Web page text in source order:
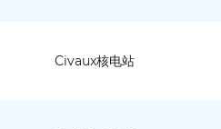
Civaux核电站